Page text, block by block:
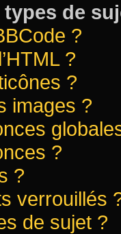
types de
?
?
?
images ?
?
?
verrouillés
de sujet ?